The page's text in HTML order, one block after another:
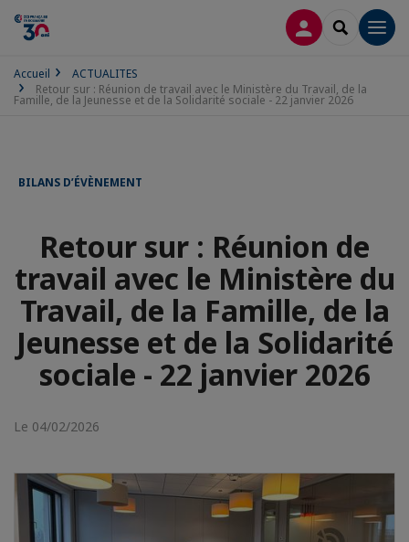
CONNEXION
Accueil
ACTUALITES
Retour sur : Réunion de travail avec le Ministère du Travail, de la
Famille, de la Jeunesse et de la Solidarité sociale - 22 janvier 2026
BILANS D’ÉVÈNEMENT
Retour sur : Réunion de
travail avec le Ministère du
Travail, de la Famille, de la
Jeunesse et de la Solidarité
sociale - 22 janvier 2026
Le 04/02/2026